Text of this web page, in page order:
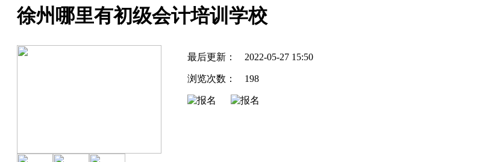
徐州哪里有初级会计培训学校
最后更新： 2022-05-27 15:50
浏览次数： 198